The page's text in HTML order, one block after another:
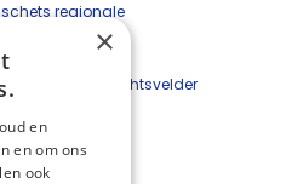
regionale
aandachtsvelder
×
en
en om ons
ook